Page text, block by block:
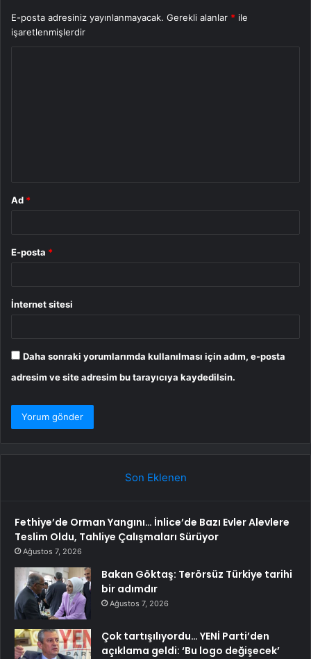
E-posta adresiniz yayınlanmayacak. Gerekli alanlar * ile
işaretlenmişlerdir
Ad *
E-posta *
İnternet sitesi
Daha sonraki yorumlarımda kullanılması için adım, e-posta
adresim ve site adresim bu tarayıcıya kaydedilsin.
Son Eklenen
Fethiye’de Orman Yangını… İnlice’de Bazı Evler Alevlere
Teslim Oldu, Tahliye Çalışmaları Sürüyor
Ağustos 7, 2026
Bakan Göktaş: Terörsüz Türkiye tarihi
bir adımdır
Ağustos 7, 2026
Çok tartışılıyordu… YENİ Parti’den
açıklama geldi: ‘Bu logo değişecek’